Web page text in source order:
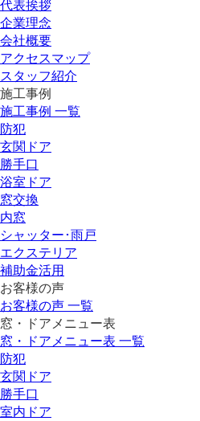
代表挨拶
企業理念
会社概要
アクセスマップ
スタッフ紹介
施工事例
施工事例 一覧
防犯
玄関ドア
勝手口
浴室ドア
窓交換
内窓
シャッター･雨戸
エクステリア
補助金活用
お客様の声
お客様の声 一覧
窓・ドアメニュー表
窓・ドアメニュー表 一覧
防犯
玄関ドア
勝手口
室内ドア